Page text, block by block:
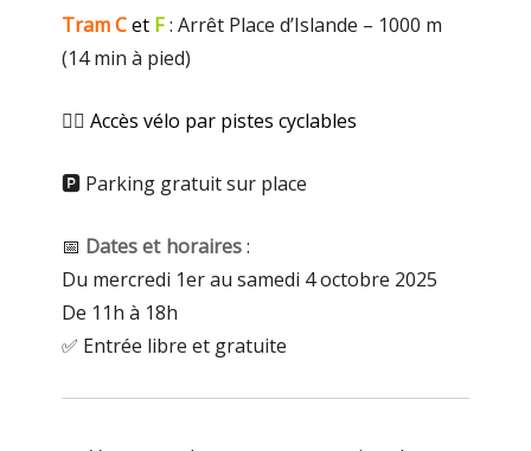
Tram Cet F: Arrêt Place d’Islande – 1000 m
(14 min à pied)
🚴‍♀️ Accès vélo par pistes cyclables
🅿️ Parking gratuit sur place
📅 Dates et horaires:
Du mercredi 1er au samedi 4 octobre 2025
De 11h à 18h
✅ Entrée libre et gratuite